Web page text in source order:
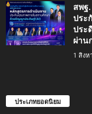
สพฐ
ประ
ประ
ผ่าน
1 สิงห
ประเภทยอดนิยม